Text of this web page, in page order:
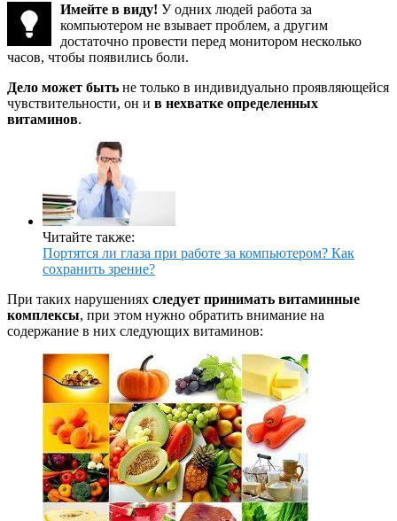
Имейте в виду! У одних людей работа за
компьютером не взывает проблем, а другим
достаточно провести перед монитором несколько
часов, чтобы появились боли.
Дело может быть не только в индивидуально проявляющейся
чувствительности, он и в нехватке определенных
витаминов.
Читайте также:
Портятся ли глаза при работе за компьютером? Как
сохранить зрение?
При таких нарушениях следует принимать витаминные
комплексы, при этом нужно обратить внимание на
содержание в них следующих витаминов: